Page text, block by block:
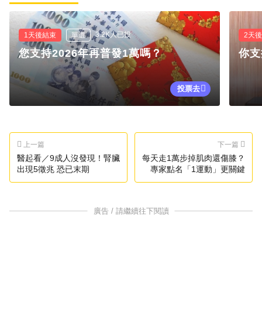
1天後結束 單選 3.2K人已投
您支持2026年再普發1萬嗎？
投票去
2天
你
上一篇
醫起看／9成人沒發現！腎臟
出現5徵兆 恐已末期
下一篇
每天走1萬步掉肌肉還傷膝？
專家點名「1運動」更關鍵
廣告 / 請繼續往下閱讀